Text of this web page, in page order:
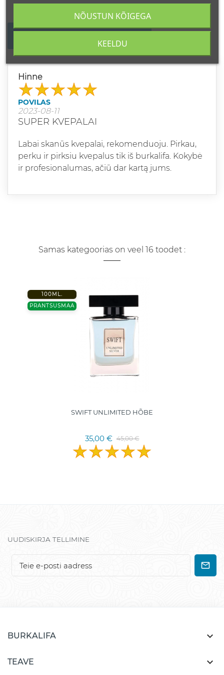
Hinne
POVILAS
2023-08-11
SUPER KVEPALAI
Labai skanūs kvepalai, rekomenduoju. Pirkau,
perku ir pirksiu kvepalus tik iš burkalifa. Kokybė
ir profesionalumas, ačiū dar kartą jums.
Samas kategoorias on veel 16 toodet :
100ML.
PRANTSUSMAA
SWIFT UNLIMITED HÕBE
35,00 € 45,00 €
UUDISKIRJA TELLIMINE
BURKALIFA 
TEAVE 
KEELDU
NÕUSTUN KÕIGEGA